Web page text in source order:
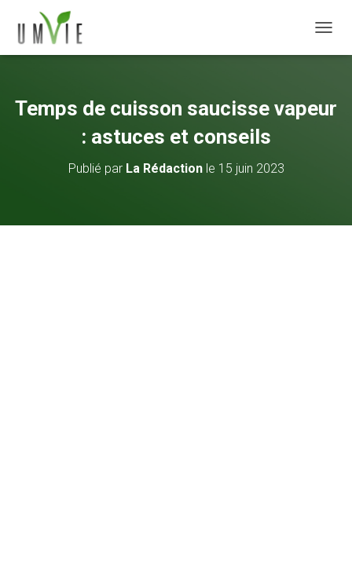
Temps de cuisson saucisse vapeur
: astuces et conseils
Publié par La Rédactionle 15 juin 2023